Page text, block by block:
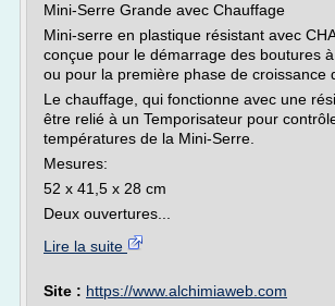
Mini-Serre Grande avec Chauffage
Mini-serre en plastique résistant avec
conçue pour le démarrage des boutures à
ou pour la première phase de croissance
Le chauffage, qui fonctionne avec une
être relié à un Temporisateur pour
températures de la Mini-Serre.
Mesures:
52 x 41,5 x 28 cm
Deux ouvertures...
Lire la suite
Site : https://www.alchimiaweb.com